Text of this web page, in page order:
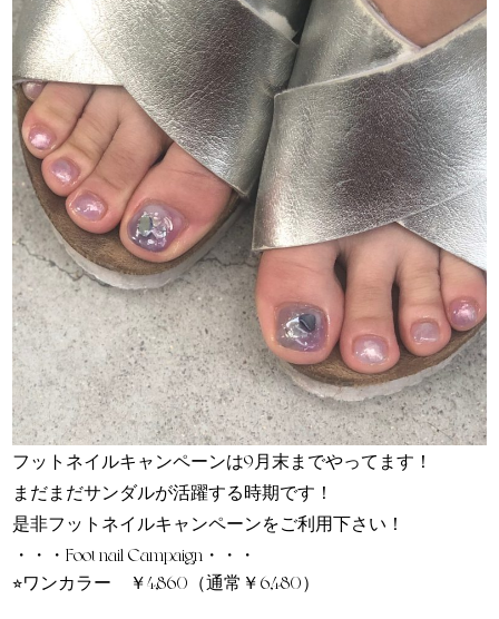
フットネイルキャンペーンは9月末までやってます！
まだまだサンダルが活躍する時期です！
是非フットネイルキャンペーンをご利用下さい！
・・・Foot nail Campaign・・・
⭐︎ワンカラー ￥4,860（通常￥6,480）